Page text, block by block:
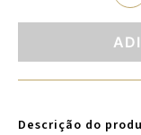
Descrição do